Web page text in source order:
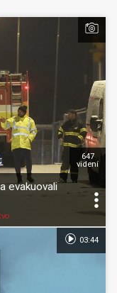
evakuovali
647
videní
03:44